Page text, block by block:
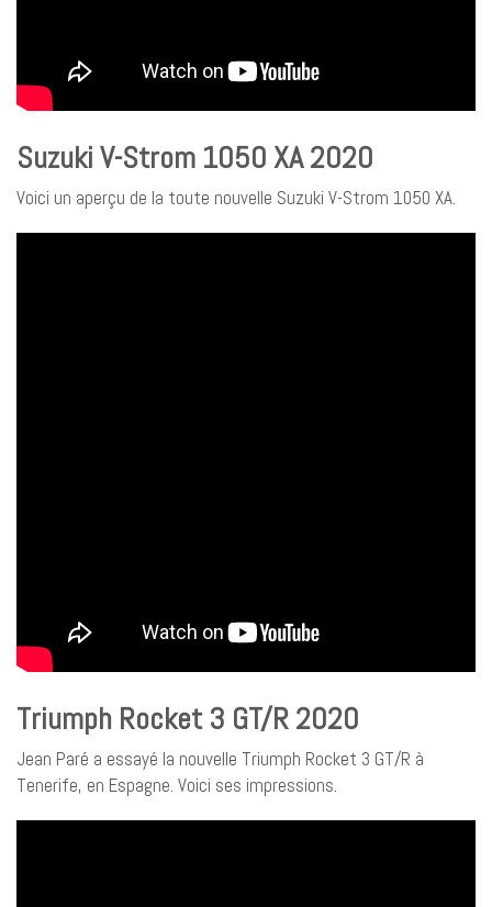
Suzuki V-Strom 1050 XA 2020
Voici un aperçu de la toute nouvelle Suzuki V-Strom 1050 XA.
Triumph Rocket 3 GT/R 2020
Jean Paré a essayé la nouvelle Triumph Rocket 3 GT/R à
Tenerife, en Espagne. Voici ses impressions.